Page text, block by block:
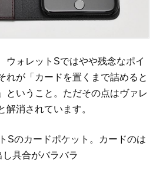
ウォレットSではやや残念なポイ
れが「カードを置くまで詰めると
ということ。ただその点はヴァレ
解消されています。
Sのカードポケット。カードのは
し具合がバラバラ